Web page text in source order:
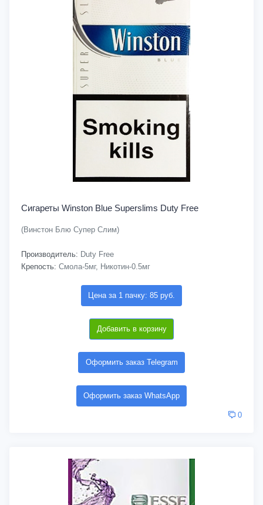
Сигареты Winston Blue Superslims Duty Free
(Винстон Блю Супер Слим)
Производитель: Duty Free
Крепость: Смола-5мг, Никотин-0.5мг
Цена за 1 пачку: 85 руб.
Добавить в корзину
Оформить заказ Telegram
Оформить заказ WhatsApp
0